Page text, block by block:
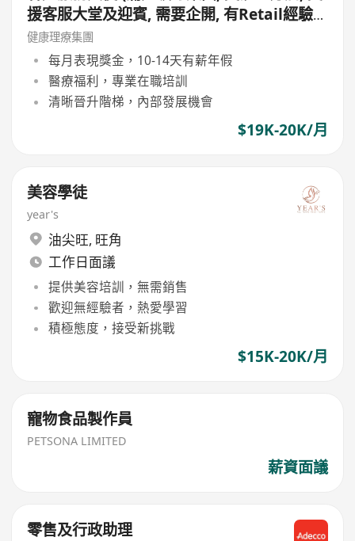
援客服大堂及迎賓, 需要企開, 有Retail經驗
更好, 月薪19,000 - 20,000, 無需銷售)
健康理療集團
每月表現獎金，10-14天有薪年假
醫療福利，專業在職培訓
清晰晉升階梯，內部發展機會
$19K-20K/月
美容學徒
year's
油尖旺, 旺角
工作日面議
提供美容培訓，無需銷售
歡迎無經驗者，熱愛學習
積極態度，接受新挑戰
$15K-20K/月
寵物食品製作員
PETSONA LIMITED
薪資面議
零售及行政助理